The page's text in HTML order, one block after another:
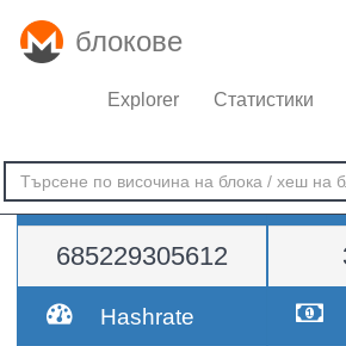
блокове
Explorer Статистики
Трудност
685229305612
Hashrate